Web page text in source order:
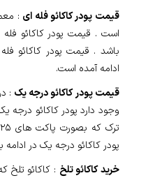
قیمت پودر کاکائو فله ای :
ادامه آمده است.
قیمت پودر کاکائو درجه یک :
وجود دارد پودر کاکائو درجه
پودر کاکائو درجه یک در ادامه
خرید کاکائو تلخ : کاکائو تلخ